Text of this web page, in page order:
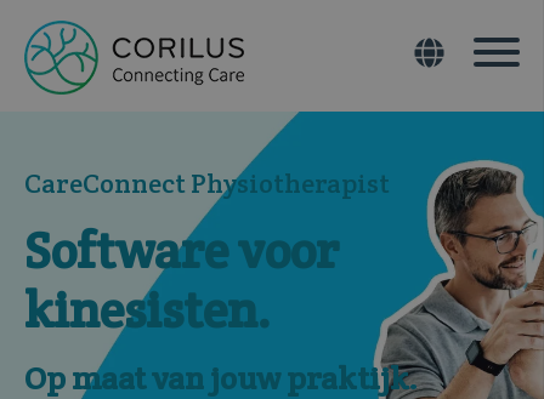
CareConnect Physiotherapist
Software voor
kinesisten.
Op maat van jouw praktijk.